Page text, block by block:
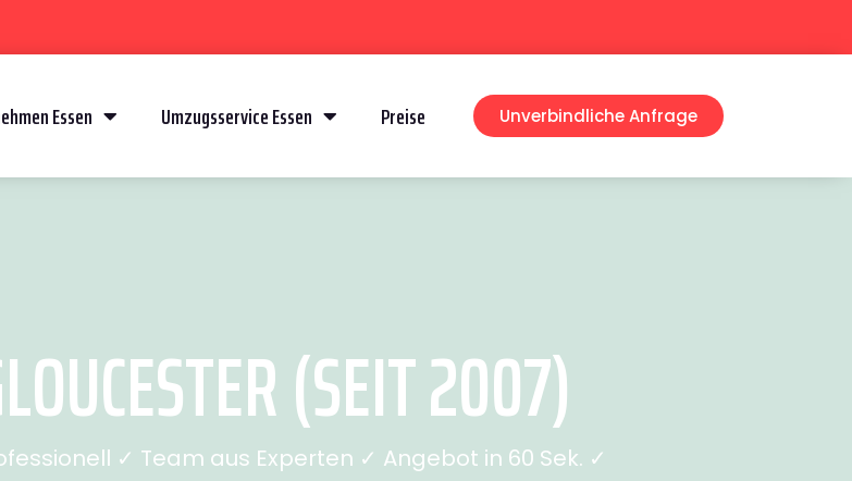
Essen Umzugsservice Essen Preise Unverbindliche Anfrage
(SEIT 2007)
✓ Team aus Experten ✓ Angebot in 60 Sek. ✓